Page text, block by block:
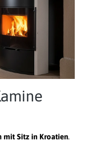
mit Sitz in Kroatien.